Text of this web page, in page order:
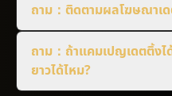
ถาม：ติดตามผลโฆษณาเด
ถาม：ถ้าแคมเปญเดตติ้งไ
ยาวได้ไหม?